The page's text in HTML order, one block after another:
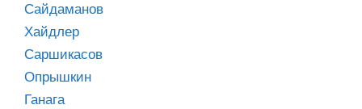
Сайдаманов
Хайдлер
Саршикасов
Опрышкин
Ганага